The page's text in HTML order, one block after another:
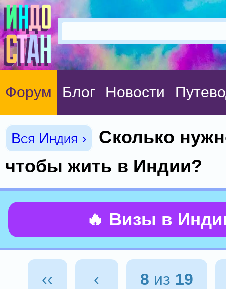
Форум Блог Новости
Вся Индия ›
Сколько
чтобы жить в Индии?
🔥 Визы в
‹‹ ‹ 8 из 19